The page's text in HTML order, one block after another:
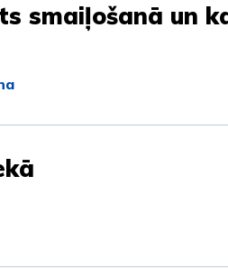
smaiļošanā un